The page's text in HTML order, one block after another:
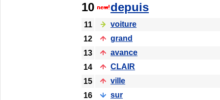
10
depuis
11
voiture
12
grand
13
avance
14
CLAIR
15
ville
16
sur